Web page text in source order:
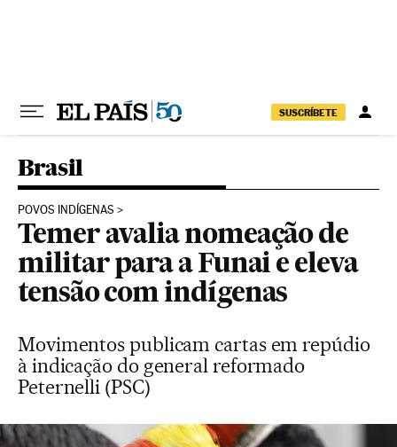
SUSCRÍBETE
Brasil
POVOS INDÍGENAS
Temer avalia nomeação de
militar para a Funai e eleva
tensão com indígenas
Movimentos publicam cartas em repúdio
à indicação do general reformado
Peternelli (PSC)